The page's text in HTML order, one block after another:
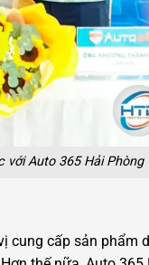
với Auto 365 Hải Phòng
cấp sản phẩm